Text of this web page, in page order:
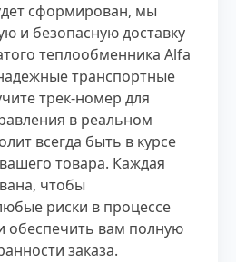
сформирован, мы
и безопасную доставку
теплообменника Alfa
транспортные
трек-номер для
в реальном
всегда быть в курсе
товара. Каждая
чтобы
риски в процессе
обеспечить вам полную
заказа.